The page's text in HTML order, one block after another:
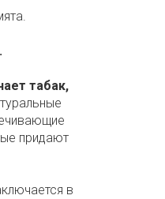
табак,
придают
в